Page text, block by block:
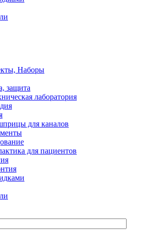
Наборы
защита
лаборатория
для каналов
для пациентов